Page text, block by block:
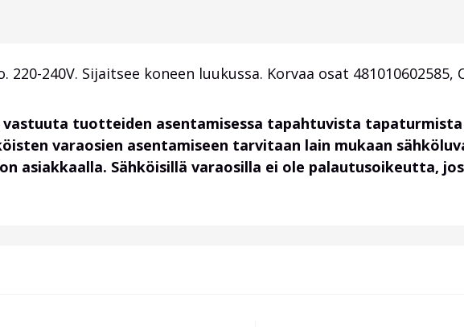
240V. Sijaitsee koneen luukussa. Korvaa osat 481010602585,
vastuuta tuotteiden asentamisessa tapahtuvista
varaosien asentamiseen tarvitaan lain mukaan
asiakkaalla. Sähköisillä varaosilla ei ole palautusoikeutta,